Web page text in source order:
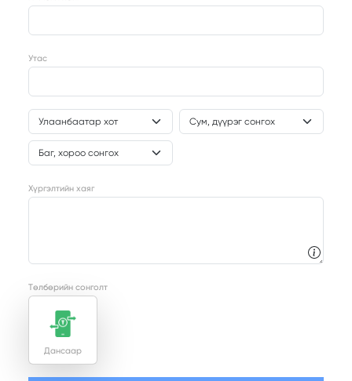
Утас
Хүргэлтийн хаяг
Төлбөрийн сонголт
Дансаар